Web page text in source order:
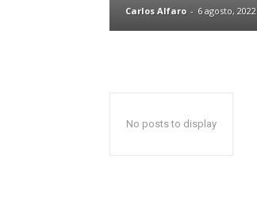
Carlos Alfaro - 6 agosto, 2022
No posts to display